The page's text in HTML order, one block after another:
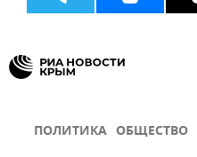
ПОЛИТИКА ОБЩЕСТВО